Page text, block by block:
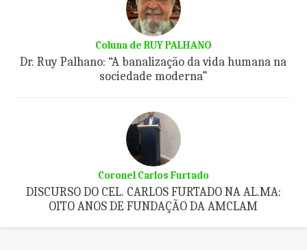
Coluna de RUY PALHANO
Dr. Ruy Palhano: “A banalização da vida humana na
sociedade moderna”
Coronel Carlos Furtado
DISCURSO DO CEL. CARLOS FURTADO NA AL.MA:
OITO ANOS DE FUNDAÇÃO DA AMCLAM